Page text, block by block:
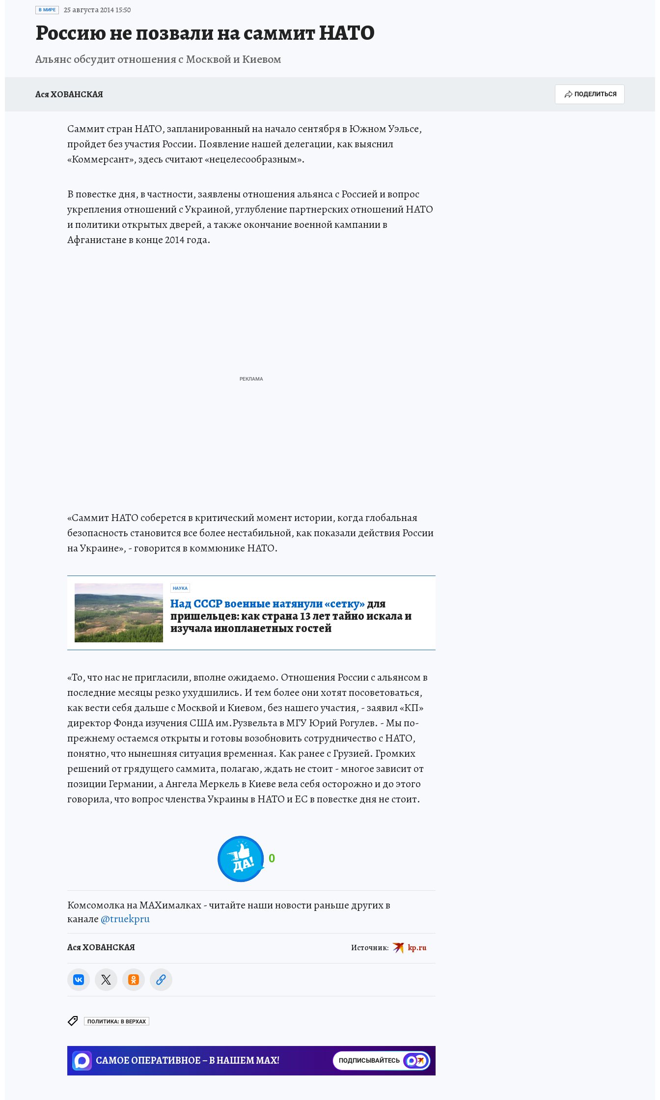
ИСПЫТАНО НА СЕБЕ
В МИРЕ 25 августа 2014 15:50
Россию не позвали на саммит НАТО
Альянс обсудит отношения с Москвой и Киевом
Ася ХОВАНСКАЯ ПОДЕЛИТЬСЯ
Саммит стран НАТО, запланированный на начало сентября в Южном Уэльсе,
пройдет без участия России. Появление нашей делегации, как выяснил
«Коммерсант», здесь считают «нецелесообразным».
В повестке дня, в частности, заявлены отношения альянса с Россией и вопрос
укрепления отношений с Украиной, углубление партнерских отношений НАТО
и политики открытых дверей, а также окончание военной кампании в
Афганистане в конце 2014 года.
«Саммит НАТО соберется в критический момент истории, когда глобальная
безопасность становится все более нестабильной, как показали действия России
на Украине», - говорится в коммюнике НАТО.
НАУКА
Над СССР военные натянули «сетку»для
пришельцев: как страна 13 лет тайно искала и
изучала инопланетных гостей
«То, что нас не пригласили, вполне ожидаемо. Отношения России с альянсом в
последние месяцы резко ухудшились. И тем более они хотят посоветоваться,
как вести себя дальше с Москвой и Киевом, без нашего участия, - заявил «КП»
директор Фонда изучения США им.Рузвельта в МГУ Юрий Рогулев. - Мы по-
прежнему остаемся открыты и готовы возобновить сотрудничество с НАТО,
понятно, что нынешняя ситуация временная. Как ранее с Грузией. Громких
решений от грядущего саммита, полагаю, ждать не стоит - многое зависит от
позиции Германии, а Ангела Меркель в Киеве вела себя осторожно и до этого
говорила, что вопрос членства Украины в НАТО и ЕС в повестке дня не стоит.
0
Комсомолка на MAXималках - читайте наши новости раньше других в
канале @truekpru
Ася ХОВАНСКАЯ Источник: kp.ru
ПОЛИТИКА: В ВЕРХАХ
САМОЕ ОПЕРАТИВНОЕ – В НАШЕМ MAX! ПОДПИСЫВАЙТЕСЬ